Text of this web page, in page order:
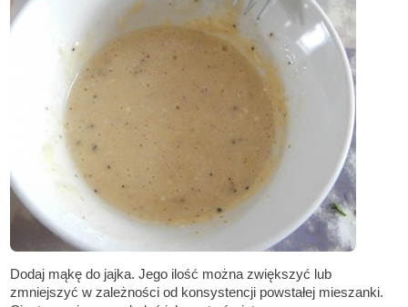
Dodaj mąkę do jajka. Jego ilość można zwiększyć lub
zmniejszyć w zależności od konsystencji powstałej mieszanki.